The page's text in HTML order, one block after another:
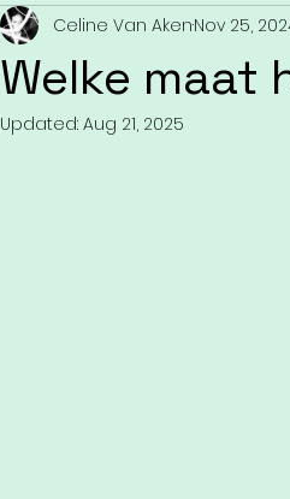
Welke maat
Celine Van AkenNov 25,
Updated: Aug 21, 2025